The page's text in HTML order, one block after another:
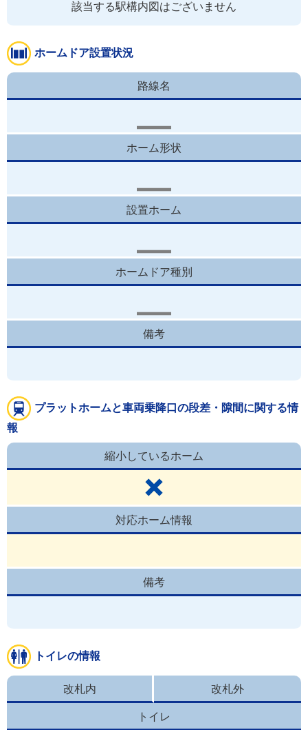
該当する駅構内図はございません
ホームドア設置状況
路線名
ホーム形状
設置ホーム
ホームドア種別
備考
プラットホームと車両乗降口の段差・隙間に関する情
報
縮小しているホーム
対応ホーム情報
備考
トイレの情報
改札内 改札外
トイレ